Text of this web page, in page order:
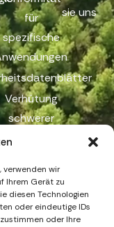
verwenden wir
Ihrem Gerät zu
diesen Technologien
oder eindeutige IDs
oder Ihre
für
spezifische
Verhütung
schwerer
sie uns